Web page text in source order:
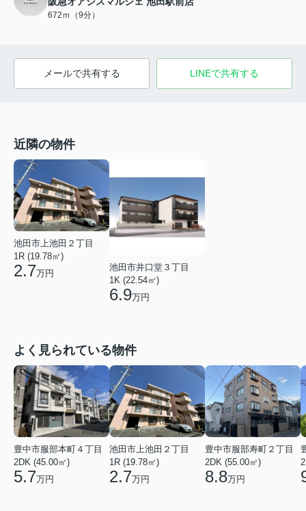
672ｍ（9分）
メールで共有する LINEで共有する
近隣の物件
池田市上池田２丁目
1R (19.78㎡)
2.7万円
池田市井口堂３丁目
1K (22.54㎡)
6.9万円
よく見られている物件
豊中市服部本町４丁目
2DK (45.00㎡)
5.7万円
池田市上池田２丁目
1R (19.78㎡)
2.7万円
豊中市服部寿町２丁目
2DK (55.00㎡)
8.8万円